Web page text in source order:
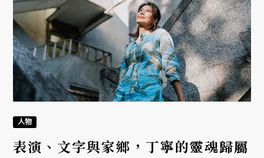
人物
表演、文字與家鄉，丁寧的靈魂歸屬